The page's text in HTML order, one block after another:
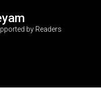
by Readers